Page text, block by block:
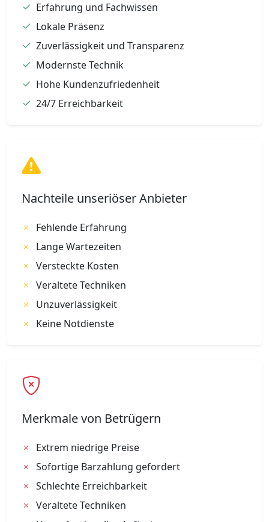
Erfahrung und Fachwissen
Lokale Präsenz
Zuverlässigkeit und Transparenz
Modernste Technik
Hohe Kundenzufriedenheit
24/7 Erreichbarkeit
Nachteile unseriöser Anbieter
Fehlende Erfahrung
Lange Wartezeiten
Versteckte Kosten
Veraltete Techniken
Unzuverlässigkeit
Keine Notdienste
Merkmale von Betrügern
Extrem niedrige Preise
Sofortige Barzahlung gefordert
Schlechte Erreichbarkeit
Veraltete Techniken